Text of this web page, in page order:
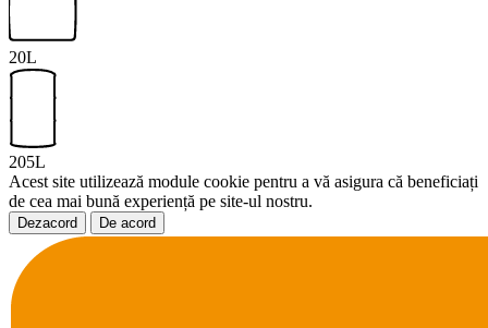
20L
205L
Acest site utilizează module cookie pentru a vă asigura că beneficiați
de cea mai bună experiență pe site-ul nostru.
Dezacord De acord